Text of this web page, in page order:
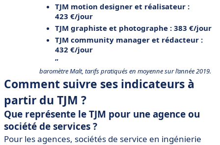
TJM motion designer et réalisateur :
423 €/jour
TJM graphiste et photographe : 383 €/jour
TJM community manager et rédacteur :
432 €/jour
baromètre Malt, tarifs pratiqués en moyenne sur l’année 2019.
Comment suivre ses indicateurs à
partir du TJM ?
Que représente le TJM pour une agence ou
société de services ?
Pour les agences, sociétés de service en ingénierie